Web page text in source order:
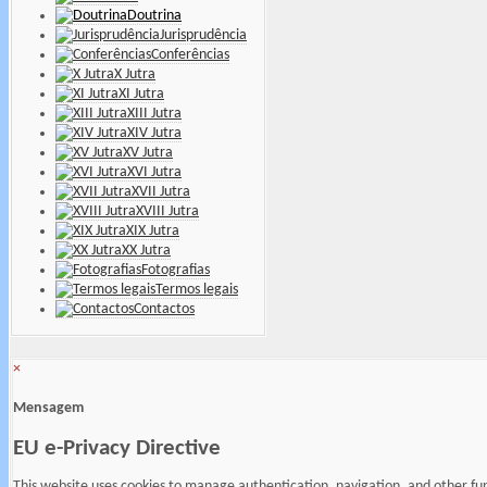
Doutrina
Jurisprudência
Conferências
X Jutra
XI Jutra
XIII Jutra
XIV Jutra
XV Jutra
XVI Jutra
XVII Jutra
XVIII Jutra
XIX Jutra
XX Jutra
Fotografias
Termos legais
Contactos
×
Mensagem
EU e-Privacy Directive